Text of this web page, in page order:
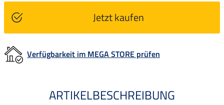
Jetzt kaufen
Verfügbarkeit im MEGA STORE prüfen
ARTIKELBESCHREIBUNG